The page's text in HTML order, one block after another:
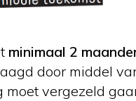
minimaal 2
door middel
moet vergezeld